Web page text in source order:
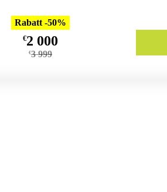
Rabatt -50%
€2 000
€3 999